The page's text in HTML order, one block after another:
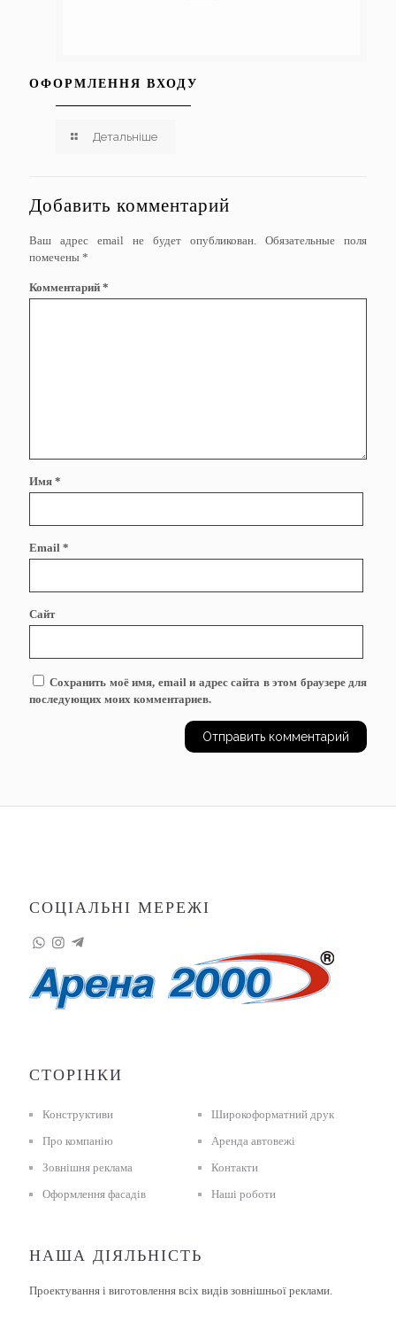
ОФОРМЛЕННЯ ВХОДУ
Детальніше
Добавить комментарий
Ваш адрес email не будет опубликован.
Обязательные поля
помечены *
Комментарий *
Имя *
Email *
Сайт
Сохранить моё имя, email и адрес сайта в этом браузере для
последующих моих комментариев.
СОЦІАЛЬНІ МЕРЕЖІ
СТОРІНКИ
Конструктиви
Про компанію
Зовнішня реклама
Оформлення фасадів
Широкоформатний друк
Аренда автовежі
Контакти
Наші роботи
НАША ДІЯЛЬНІСТЬ
Проектування і виготовлення всіх видів зовнішньої реклами.